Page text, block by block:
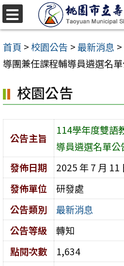
跳
至
主
要
容
區
首頁 >校園公告 >最新消息 >
導團兼任課程輔導員遴選名
校園公告
公告主旨
114學年度雙語
導員遴選名單公
發佈日期
2025 年 7 月 11
發佈單位
研發處
公告類別
最新消息
公告等級
轉知
點閱次數
1,634
選
單